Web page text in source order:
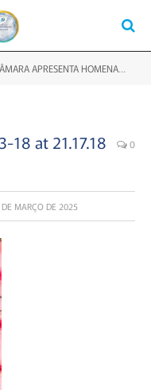
APRESENTA HOMENAGEADAS À SOLENIDADE DO DIA INTERNACIONAL DA MULHER
18 at 21.17.18
0
MARÇO DE 2025